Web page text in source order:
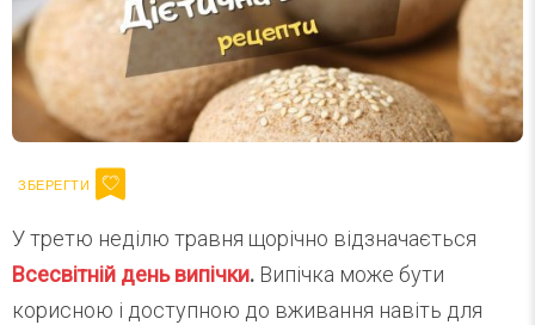
У третю неділю травня щорічно відзначається
Всесвітній день випічки. Випічка може бути
корисною і доступною до вживання навіть для